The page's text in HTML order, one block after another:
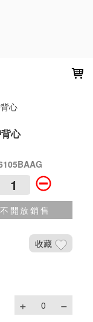
心
開放銷售
收藏